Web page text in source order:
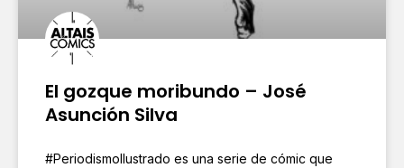
El gozque moribundo – José
Asunción Silva
#PeriodismoIlustrado es una serie de cómic que